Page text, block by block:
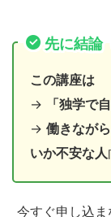
先に結論
この講座は
→
「独学で
→ 働きなが
いか不安な人
今すぐ申し込